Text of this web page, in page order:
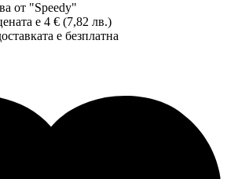
от "Speedy"
е 4 € (7,82 лв.)
е безплатна